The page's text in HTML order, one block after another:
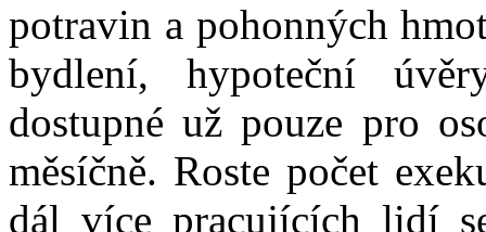
potravin a pohonných
bydlení, hypoteční
dostupné už pouze pro
měsíčně. Roste počet
dál více pracujících lidí